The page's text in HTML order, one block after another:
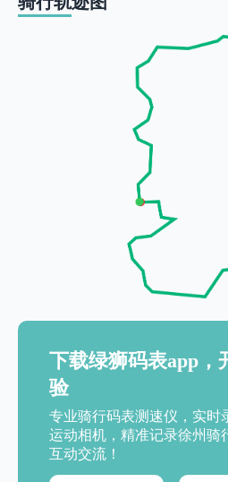
下载绿狮码表app，
验
专业骑行码表测速仪，实时
运动相机，精准记录徐州骑
互动交流！